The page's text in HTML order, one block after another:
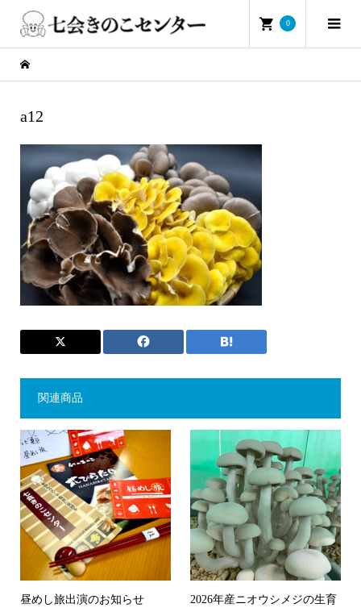
0
a12
関連商品
昼めし旅出演のお知らせ
2026年産ニオウシメジの生育